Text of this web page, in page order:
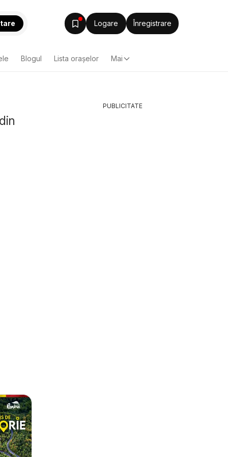
Logare Înregistrare
Blogul Lista oraşelor Mai
PUBLICITATE